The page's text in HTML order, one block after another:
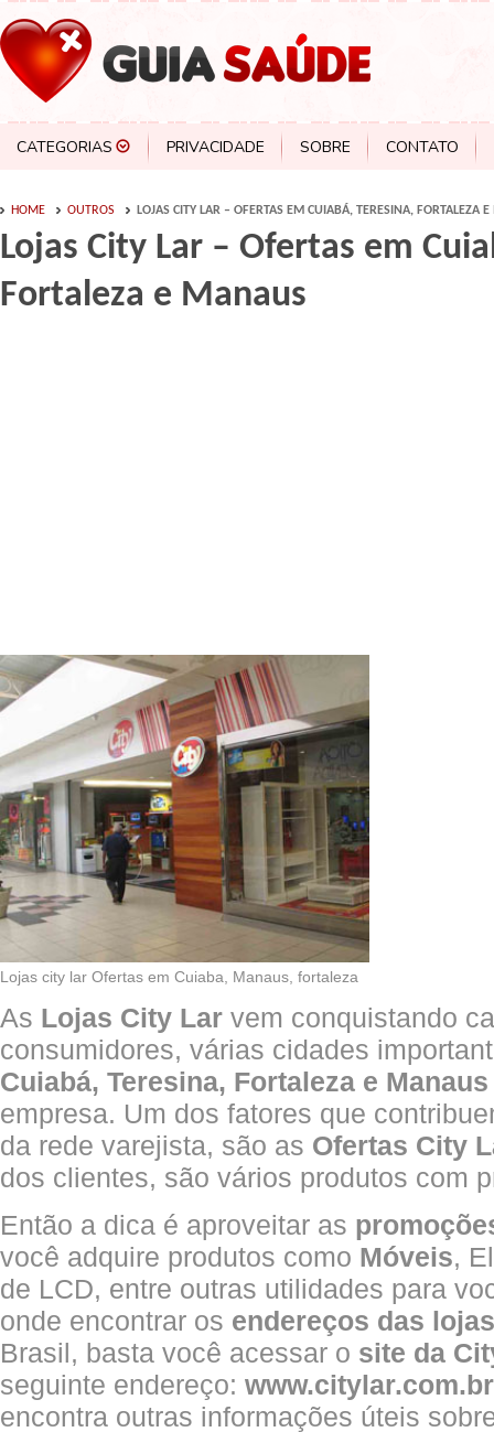
CATEGORIAS PRIVACIDADE SOBRE CONTATO
HOME OUTROS LOJAS CITY LAR – OFERTAS EM CUIABÁ, TERESINA, FORTALEZA
Lojas City Lar – Ofertas em
Fortaleza e Manaus
Lojas city lar Ofertas em Cuiaba, Manaus, fortaleza
As Lojas City Lar vem conquistando
consumidores, várias cidades
Cuiabá, Teresina, Fortaleza e Manaus
empresa. Um dos fatores que
da rede varejista, são as Ofertas City
dos clientes, são vários produtos com
Então a dica é aproveitar as
você adquire produtos como Móveis,
de LCD, entre outras utilidades para
onde encontrar os endereços das
Brasil, basta você acessar o site da
seguinte endereço: www.citylar.com.br
encontra outras informações úteis